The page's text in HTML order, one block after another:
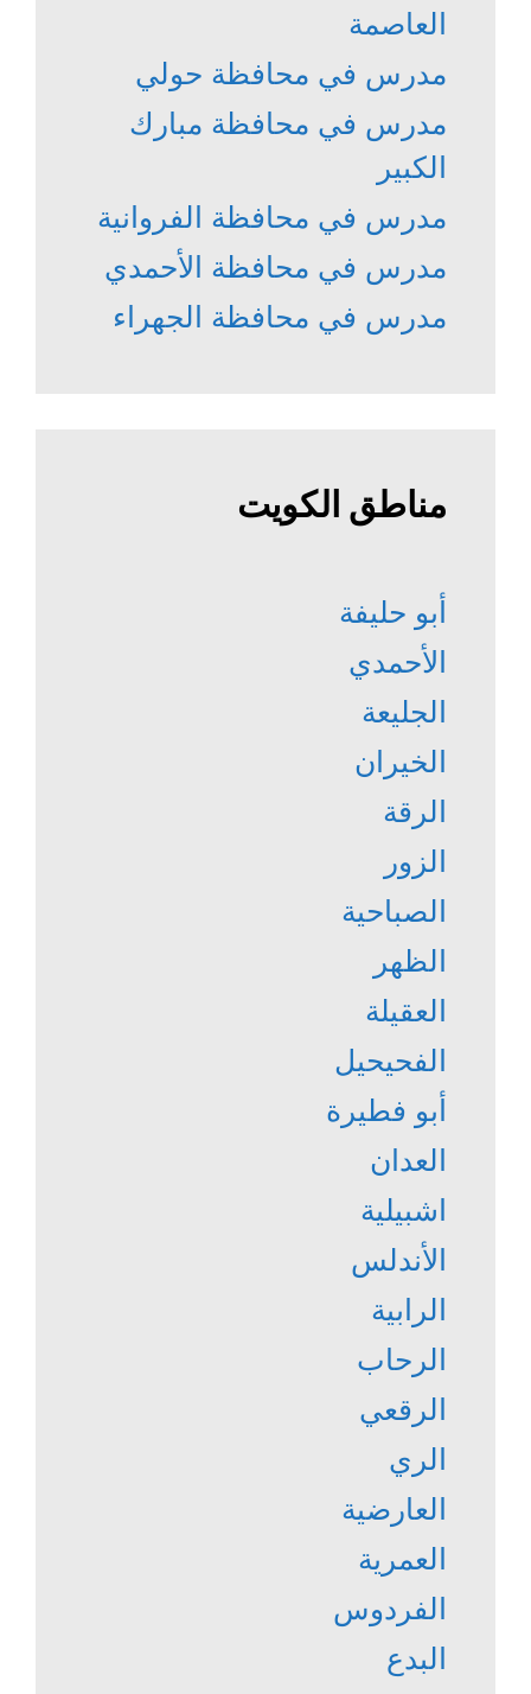
العاصمة
مدرس في محافظة حولي
مدرس في محافظة مبارك
الكبير
مدرس في محافظة الفروانية
مدرس في محافظة الأحمدي
مدرس في محافظة الجهراء
مناطق الكويت
أبو حليفة
الأحمدي
الجليعة
الخيران
الرقة
الزور
الصباحية
الظهر
العقيلة
الفحيحيل
أبو فطيرة
العدان
اشبيلية
الأندلس
الرابية
الرحاب
الرقعي
الري
العارضية
العمرية
الفردوس
البدع